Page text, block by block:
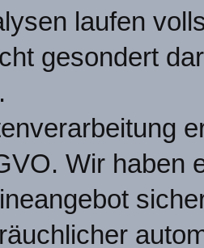
laufen
gesondert
Wir haben